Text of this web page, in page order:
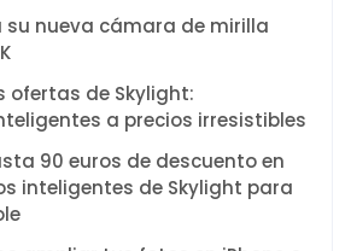
su nueva cámara de mirilla
ofertas de Skylight:
a precios irresistibles
90 euros de descuento en
inteligentes de Skylight para